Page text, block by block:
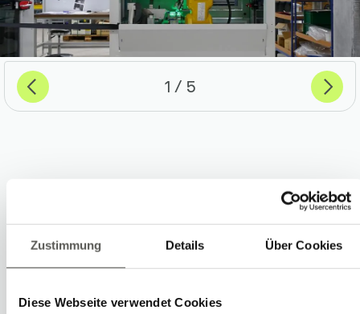
Zustimmung Details Über Cookies
Diese Webseite verwendet Cookies
Previous 1 sur
5 Suivant
Matière plastique
Produits de luxe et montres